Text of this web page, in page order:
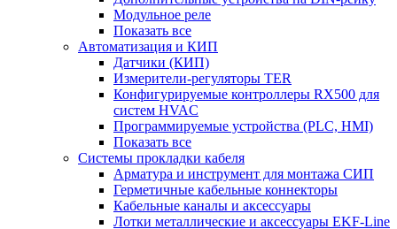
Модульное реле
Показать все
Автоматизация и КИП
Датчики (КИП)
Измерители-регуляторы TER
Конфигурируемые контроллеры RX500 для
систем HVAC
Программируемые устройства (PLC, HMI)
Показать все
Системы прокладки кабеля
Арматура и инструмент для монтажа СИП
Герметичные кабельные коннекторы
Кабельные каналы и аксессуары
Лотки металлические и аксессуары EKF-Line